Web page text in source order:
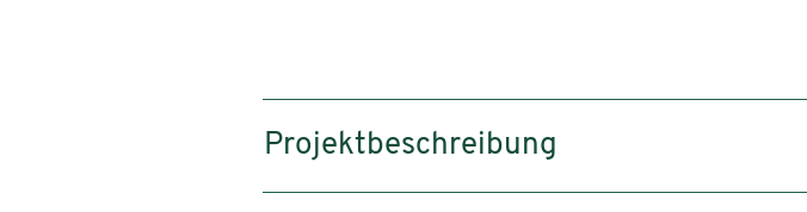
Projektbeschreibung